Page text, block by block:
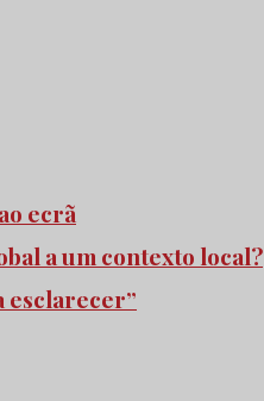
ecrã
a um contexto local?
esclarecer”